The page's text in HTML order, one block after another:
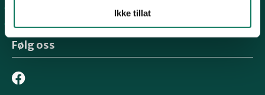
Ikke tillat
Aktivitetstilskudd
Følg oss